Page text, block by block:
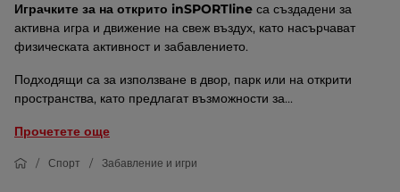
Играчките за на открито inSPORTline са създадени за
активна игра и движение на свеж въздух, като насърчават
физическата активност и забавлението.
Подходящи са за използване в двор, парк или на открити
пространства, като предлагат възможности за...
Прочетете още
Спорт Забавление и игри